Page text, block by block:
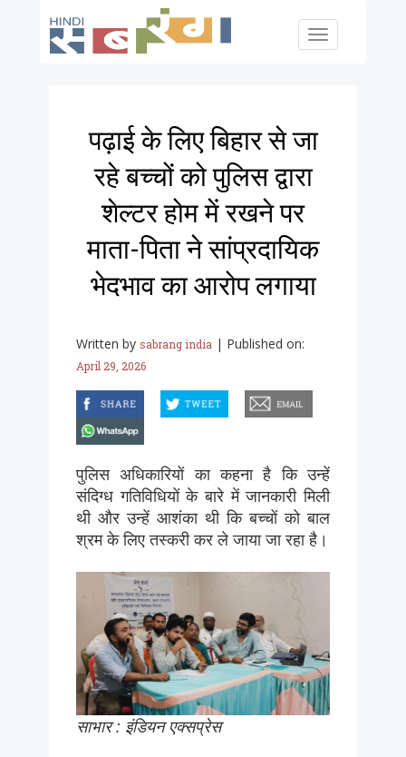
Toggle
पढ़ाई के लिए बिहार से जा
रहे बच्चों को पुलिस द्वारा
शेल्टर होम में रखने पर
माता-पिता ने सांप्रदायिक
भेदभाव का आरोप लगाया
Written by sabrang india | Published on:
April 29, 2026
पुलिस अधिकारियों का कहना है कि उन्हें
संदिग्ध गतिविधियों के बारे में जानकारी मिली
थी और उन्हें आशंका थी कि बच्चों को बाल
श्रम के लिए तस्करी कर ले जाया जा रहा है।
साभार : इंडियन एक्सप्रेस